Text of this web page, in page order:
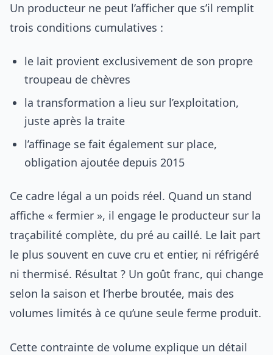
Un producteur ne peut l’afficher que s’il remplit
trois conditions cumulatives :
le lait provient exclusivement de son propre
troupeau de chèvres
la transformation a lieu sur l’exploitation,
juste après la traite
l’affinage se fait également sur place,
obligation ajoutée depuis 2015
Ce cadre légal a un poids réel. Quand un stand
affiche « fermier », il engage le producteur sur la
traçabilité complète, du pré au caillé. Le lait part
le plus souvent en cuve cru et entier, ni réfrigéré
ni thermisé. Résultat ? Un goût franc, qui change
selon la saison et l’herbe broutée, mais des
volumes limités à ce qu’une seule ferme produit.
Cette contrainte de volume explique un détail